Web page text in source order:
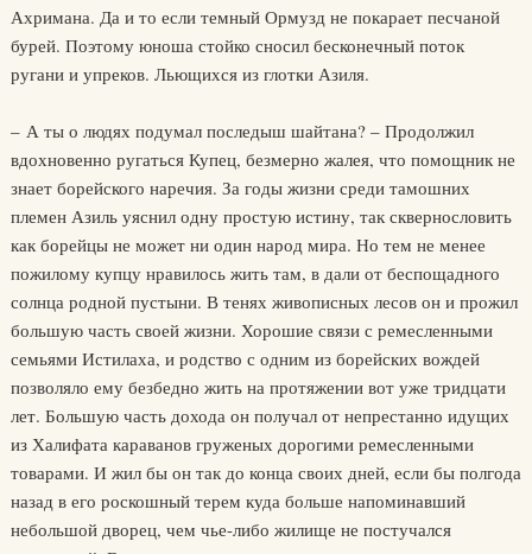
Ахримана. Да и то если темный Ормузд не покарает песчаной
бурей. Поэтому юноша стойко сносил бесконечный поток
ругани и упреков. Льющихся из глотки Азиля.
– А ты о людях подумал последыш шайтана? – Продолжил
вдохновенно ругаться Купец, безмерно жалея, что помощник не
знает борейского наречия. За годы жизни среди тамошних
племен Азиль уяснил одну простую истину, так сквернословить
как борейцы не может ни один народ мира. Но тем не менее
пожилому купцу нравилось жить там, в дали от беспощадного
солнца родной пустыни. В тенях живописных лесов он и прожил
большую часть своей жизни. Хорошие связи с ремесленными
семьями Истилаха, и родство с одним из борейских вождей
позволяло ему безбедно жить на протяжении вот уже тридцати
лет. Большую часть дохода он получал от непрестанно идущих
из Халифата караванов груженых дорогими ремесленными
товарами. И жил бы он так до конца своих дней, если бы полгода
назад в его роскошный терем куда больше напоминавший
небольшой дворец, чем чье-либо жилище не постучался